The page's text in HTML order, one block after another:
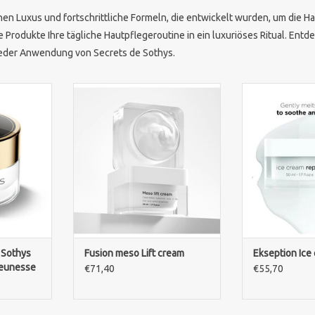
Luxus und fortschrittliche Formeln, die entwickelt wurden, um die
Ihre tägliche Hautpflegeroutine in ein luxuriöses Ritual.
Anwendung von Secrets de Sothys.
in
Creme.
Haut sichtbar zu straffen, zu
liften und intensiv mit
Feuchtigkeit zu versorgen.
ZUM WARENKORB HINZUFÜGEN
Fusion meso Lift cream
€71,40
ist eine
und
Haut beruhigt,
die
Peelings
ZUM
Ekseption Ice
€55,70